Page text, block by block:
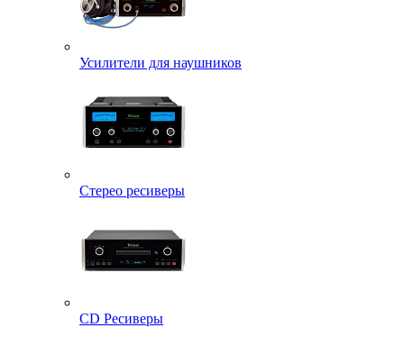
Усилители для наушников
Стерео ресиверы
CD Ресиверы